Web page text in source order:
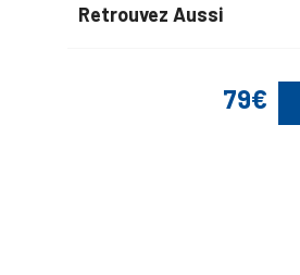
79€
Retrouvez Aussi
Suivez-Nous